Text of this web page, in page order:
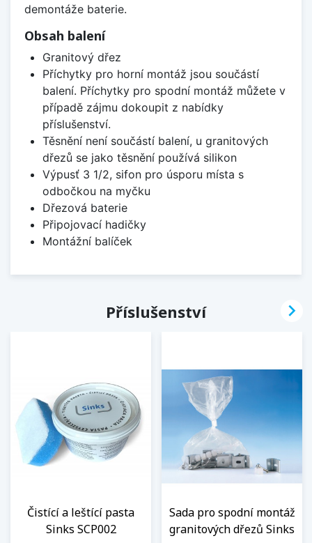
demontáže baterie.
Obsah balení
Granitový dřez
Příchytky pro horní montáž jsou součástí
balení. Příchytky pro spodní montáž můžete v
případě zájmu dokoupit z nabídky
příslušenství.
Těsnění není součástí balení, u granitových
dřezů se jako těsnění používá silikon
Výpusť 3 1/2, sifon pro úsporu místa s
odbočkou na myčku
Dřezová baterie
Připojovací hadičky
Montážní balíček
Příslušenství
Čistící a leštící pasta
Sinks SCP002
Sada pro spodní montáž
granitových dřezů Sinks
